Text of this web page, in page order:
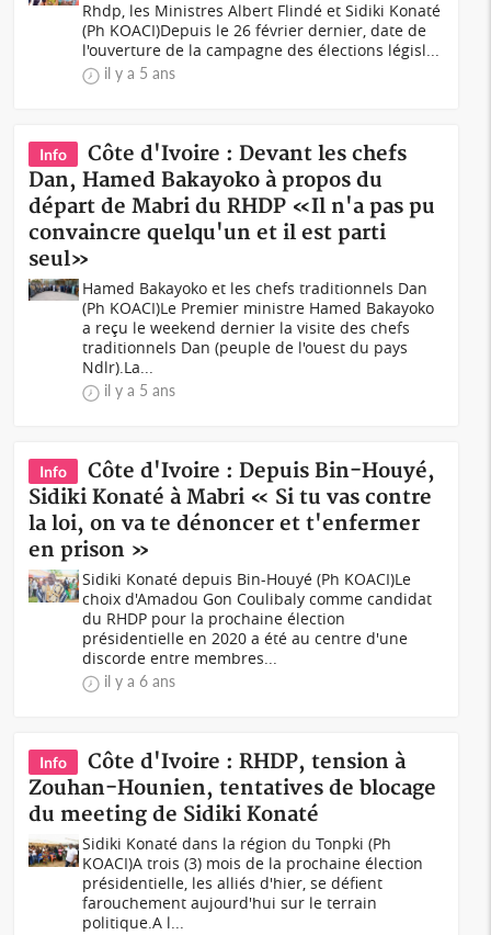
Rhdp, les Ministres Albert Flindé et Sidiki Konaté
(Ph KOACI)Depuis le 26 février dernier, date de
l'ouverture de la campagne des élections législ...
il y a 5 ans
Info
Côte d'Ivoire : Devant les chefs
Dan, Hamed Bakayoko à propos du
départ de Mabri du RHDP «Il n'a pas pu
convaincre quelqu'un et il est parti
seul»
Hamed Bakayoko et les chefs traditionnels Dan
(Ph KOACI)Le Premier ministre Hamed Bakayoko
a reçu le weekend dernier la visite des chefs
traditionnels Dan (peuple de l'ouest du pays
Ndlr).La...
il y a 5 ans
Info
Côte d'Ivoire : Depuis Bin-Houyé,
Sidiki Konaté à Mabri « Si tu vas contre
la loi, on va te dénoncer et t'enfermer
en prison »
Sidiki Konaté depuis Bin-Houyé (Ph KOACI)Le
choix d'Amadou Gon Coulibaly comme candidat
du RHDP pour la prochaine élection
présidentielle en 2020 a été au centre d'une
discorde entre membres...
il y a 6 ans
Info
Côte d'Ivoire : RHDP, tension à
Zouhan-Hounien, tentatives de blocage
du meeting de Sidiki Konaté
Sidiki Konaté dans la région du Tonpki (Ph
KOACI)A trois (3) mois de la prochaine élection
présidentielle, les alliés d'hier, se défient
farouchement aujourd'hui sur le terrain
politique.A l...